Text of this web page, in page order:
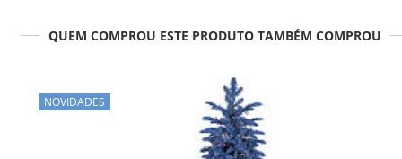
QUEM COMPROU ESTE PRODUTO TAMBÉM COMPROU
NOVIDADES